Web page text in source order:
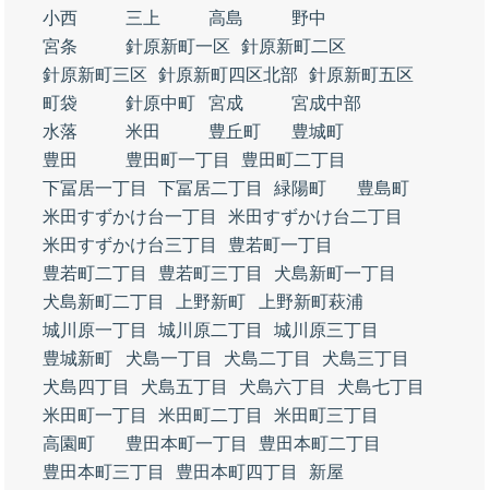
小西
三上 高島
野中
宮条
針原新町一区
針原新町二区
針原新町三区
針原新町四区北部
針原新町五区
町袋
針原中町 宮成
宮成中部
水落
米田 豊丘町
豊城町
豊田
豊田町一丁目
豊田町二丁目
下冨居一丁目
下冨居二丁目 緑陽町
豊島町
米田すずかけ台一丁目
米田すずかけ台二丁目
米田すずかけ台三丁目
豊若町一丁目
豊若町二丁目
豊若町三丁目
犬島新町一丁目
犬島新町二丁目
上野新町
上野新町萩浦
城川原一丁目
城川原二丁目
城川原三丁目
豊城新町
犬島一丁目 犬島二丁目
犬島三丁目
犬島四丁目
犬島五丁目 犬島六丁目
犬島七丁目
米田町一丁目
米田町二丁目
米田町三丁目
高園町
豊田本町一丁目
豊田本町二丁目
豊田本町三丁目
豊田本町四丁目
新屋